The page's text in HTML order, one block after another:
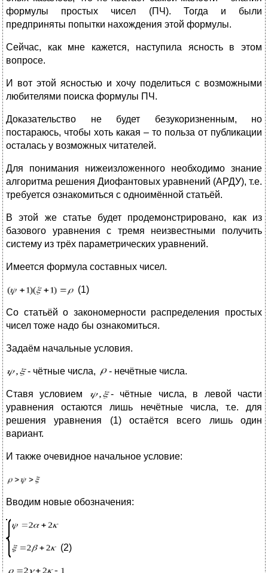
формулы простых чисел (ПЧ). Тогда и были
предприняты попытки нахождения этой формулы.
Сейчас, как мне кажется, наступила ясность в этом
вопросе.
И вот этой ясностью и хочу поделиться с возможными
любителями поиска формулы ПЧ.
Доказательство не будет безукоризненным, но
постараюсь, чтобы хоть какая – то польза от публикации
осталась у возможных читателей.
Для понимания нижеизложенного необходимо знание
алгоритма решения Диофантовых уравнений (АРДУ), т.е.
требуется ознакомиться с одноимённой статьёй.
В этой же статье будет продемонстрировано, как из
базового уравнения с тремя неизвестными получить
систему из трёх параметрических уравнений.
Имеется формула составных чисел.
(1)
Со статьёй о закономерности распределения простых
чисел тоже надо бы ознакомиться.
Задаём начальные условия.
- чётные числа, - нечётные числа.
Ставя условием
- чётные числа, в левой части
уравнения остаются лишь нечётные числа, т.е. для
решения уравнения (1) остаётся всего лишь один
вариант.
И также очевидное начальное условие:
Вводим новые обозначения:
(2)